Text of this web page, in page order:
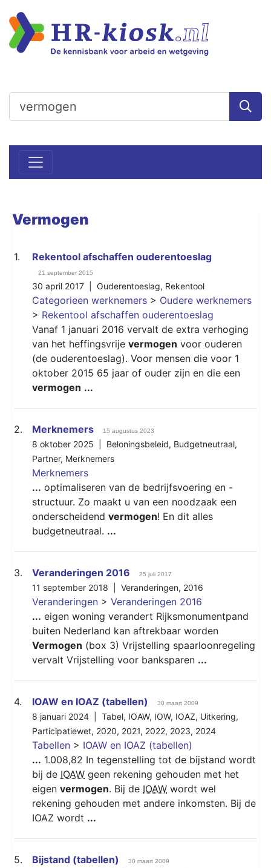
Vermogen
1. Rekentool afschaffen ouderentoeslag
21 september 2015
30 april 2017 | Ouderentoeslag, Rekentool
Categorieen werknemers > Oudere werknemers
> Rekentool afschaffen ouderentoeslag
Vanaf 1 januari 2016 vervalt de extra verhoging
van het heffingsvrije vermogen voor ouderen
(de ouderentoeslag). Voor mensen die voor 1
oktober 2015 65 jaar of ouder zijn en die een
vermogen ...
2. Merknemers 15 augustus 2023
8 oktober 2025 | Beloningsbeleid, Budgetneutraal,
Partner, Merknemers
Merknemers
... optimaliseren van de bedrijfsvoering en -
structuur. Zo maakt u van een noodzaak een
onderscheidend vermogen! En dit alles
budgetneutraal. ...
3. Veranderingen 2016 25 juli 2017
11 september 2018 | Veranderingen, 2016
Veranderingen > Veranderingen 2016
... eigen woning verandert Rijksmonumentpand
buiten Nederland kan aftrekbaar worden
Vermogen (box 3) Vrijstelling spaarloonregeling
vervalt Vrijstelling voor banksparen ...
4. IOAW en IOAZ (tabellen) 30 maart 2009
8 januari 2024 | Tabel, IOAW, IOW, IOAZ, Uitkering,
Participatiewet, 2020, 2021, 2022, 2023, 2024
Tabellen > IOAW en IOAZ (tabellen)
... 1.008,82 In tegenstelling tot de bijstand wordt
bij de IOAW geen rekening gehouden met het
eigen vermogen. Bij de IOAW wordt wel
rekening gehouden met andere inkomsten. Bij de
IOAZ wordt ...
5. Bijstand (tabellen) 30 maart 2009